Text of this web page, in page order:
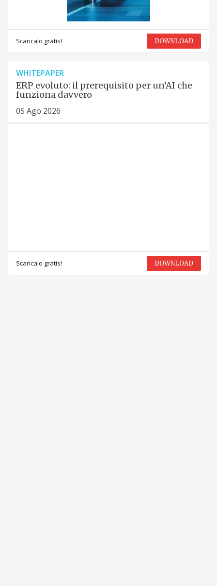
Scaricalo gratis! DOWNLOAD
WHITEPAPER
ERP evoluto: il prerequisito per un’AI che
funziona davvero
05 Ago 2026
Scaricalo gratis! DOWNLOAD